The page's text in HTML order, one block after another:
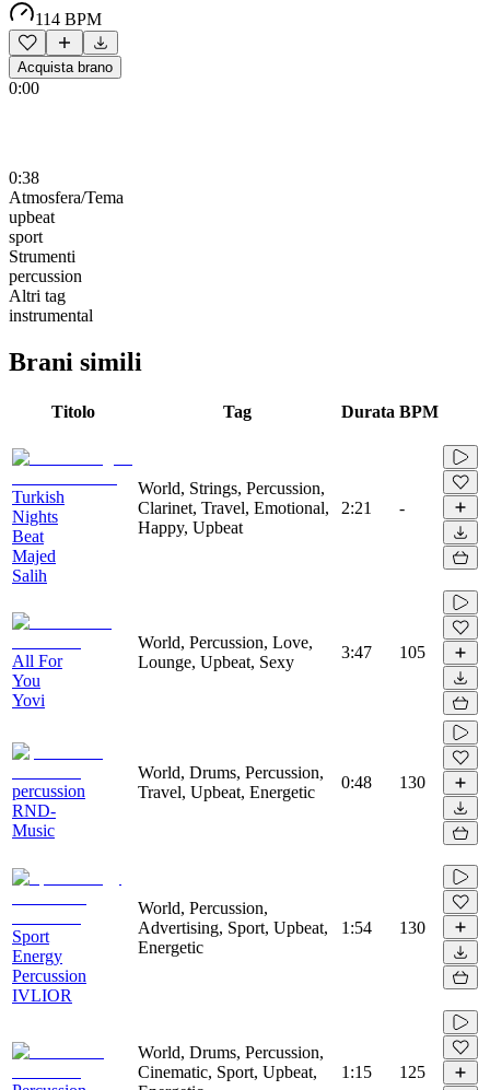
114 BPM
Acquista brano
0:00
0:38
Atmosfera/Tema
upbeat
sport
Strumenti
percussion
Altri tag
instrumental
Brani simili
Titolo Tag Durata BPM
Turkish
Nights
Beat
Majed
Salih
World, Strings, Percussion,
Clarinet, Travel, Emotional,
Happy, Upbeat
2:21 -
All For
You
Yovi
World, Percussion, Love,
Lounge, Upbeat, Sexy
3:47 105
percussion
RND-
Music
World, Drums, Percussion,
Travel, Upbeat, Energetic
0:48 130
Sport
Energy
Percussion
IVLIOR
World, Percussion,
Advertising, Sport, Upbeat,
Energetic
1:54 130
World, Drums, Percussion,
Cinematic, Sport, Upbeat,
1:15 125